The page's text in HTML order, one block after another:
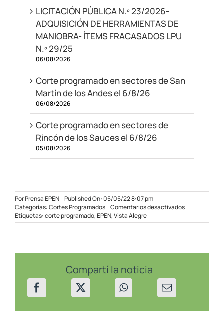
LICITACIÓN PÚBLICA N.º 23/2026-
ADQUISICIÓN DE HERRAMIENTAS DE
MANIOBRA- ÍTEMS FRACASADOS LPU
N.º 29/25
06/08/2026
Corte programado en sectores de San
Martín de los Andes el 6/8/26
06/08/2026
Corte programado en sectores de
Rincón de los Sauces el 6/8/26
05/08/2026
PorPrensa EPEN Published On: 05/05/22 8:07 pm
Categorías:Cortes Programados Comentarios desactivadosen
Programado
Etiquetas:corte programado,EPEN,Vista Alegre
Compartí la noticia